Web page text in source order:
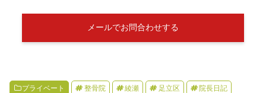
メールでお問合わせする
プライベート 整骨院 綾瀬 足立区 院長日記